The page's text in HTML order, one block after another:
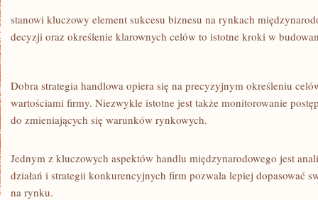
stanowi kluczowy element sukcesu biznesu na ‌rynkach
decyzji oraz określenie klarownych ⁢celów to ⁢istotne kroki‌ w
Dobra‌ strategia ⁢handlowa opiera ‍się na precyzyjnym określeniu
wartościami‌ firmy. ‌Niezwykle istotne jest także monitorowanie
do zmieniających ​się warunków rynkowych.
Jednym z kluczowych aspektów handlu międzynarodowego ‍jest⁤
działań i strategii konkurencyjnych firm ⁤pozwala lepiej dopasować⁤
na rynku.